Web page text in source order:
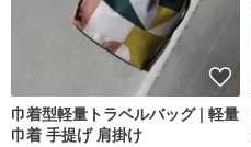
巾着型軽量トラベルバッグ | 軽量
巾着 手提げ 肩掛け